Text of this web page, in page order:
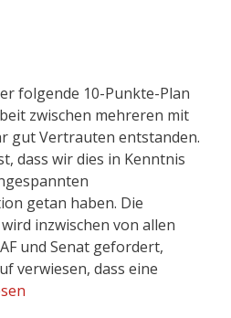
folgende 10-Punkte-Plan
zwischen mehreren mit
gut Vertrauten entstanden.
dass wir dies in Kenntnis
getan haben. Die
inzwischen von allen
und Senat gefordert,
verwiesen, dass eine